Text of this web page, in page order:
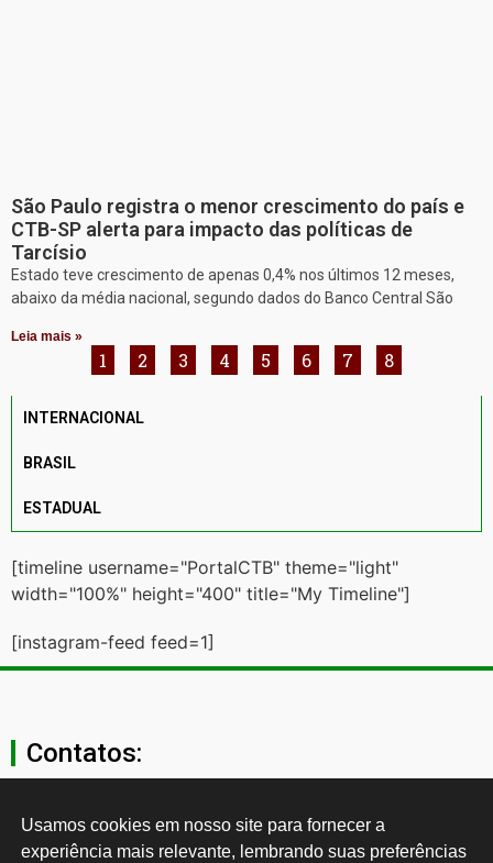
São Paulo registra o menor crescimento do país e
CTB-SP alerta para impacto das políticas de
Tarcísio
Estado teve crescimento de apenas 0,4% nos últimos 12 meses,
abaixo da média nacional, segundo dados do Banco Central São
Leia mais »
1 2 3 4 5 6 7 8
INTERNACIONAL
BRASIL
ESTADUAL
[timeline username="PortalCTB" theme="light"
width="100%" height="400" title="My Timeline"]
[instagram-feed feed=1]
Contatos:
secgeral@ctb.org.br
Usamos cookies em nosso site para fornecer a
experiência mais relevante, lembrando suas preferências